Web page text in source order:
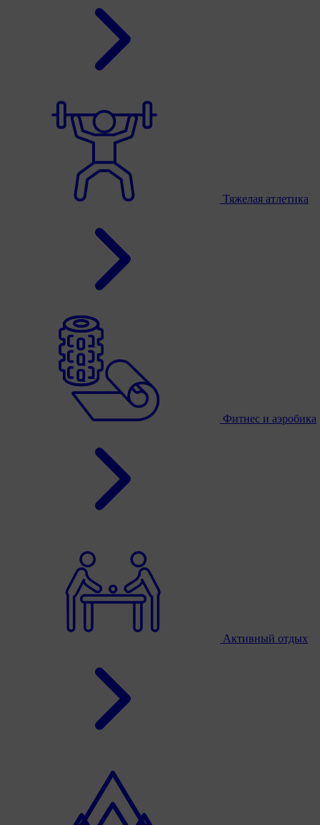
Тяжелая атлетика
Фитнес и аэробика
Активный отдых